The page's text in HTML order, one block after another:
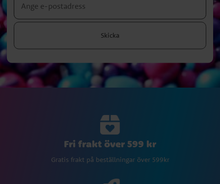
Skicka
Fri frakt över 599 kr
Gratis frakt på beställningar över 599kr